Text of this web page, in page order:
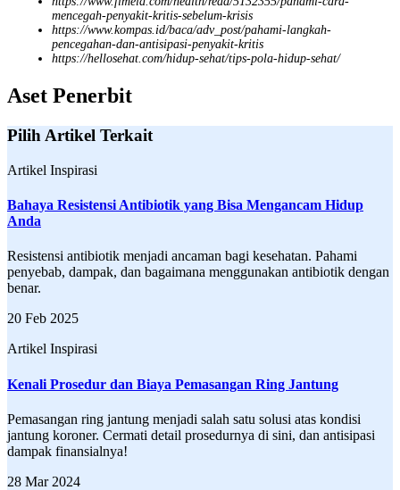
mencegah-penyakit-kritis-sebelum-krisis
https://www.kompas.id/baca/adv_post/pahami-langkah-
pencegahan-dan-antisipasi-penyakit-kritis
https://hellosehat.com/hidup-sehat/tips-pola-hidup-sehat/
Aset Penerbit
Pilih Artikel Terkait
Artikel Inspirasi
Bahaya Resistensi Antibiotik yang Bisa Mengancam Hidup
Anda
Resistensi antibiotik menjadi ancaman bagi kesehatan. Pahami
penyebab, dampak, dan bagaimana menggunakan antibiotik dengan
benar.
20 Feb 2025
Artikel Inspirasi
Kenali Prosedur dan Biaya Pemasangan Ring Jantung
Pemasangan ring jantung menjadi salah satu solusi atas kondisi
jantung koroner. Cermati detail prosedurnya di sini, dan antisipasi
dampak finansialnya!
28 Mar 2024